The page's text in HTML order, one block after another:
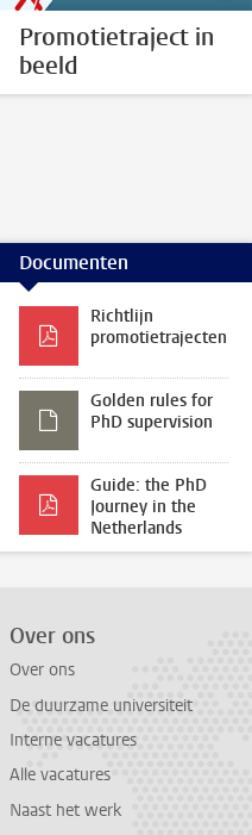
Promotietraject in
beeld
Documenten
Richtlijn
promotietrajecten
Golden rules for
PhD supervision
Guide: the PhD
Journey in the
Netherlands
Over ons
Over ons
De duurzame universiteit
Interne vacatures
Alle vacatures
Naast het werk